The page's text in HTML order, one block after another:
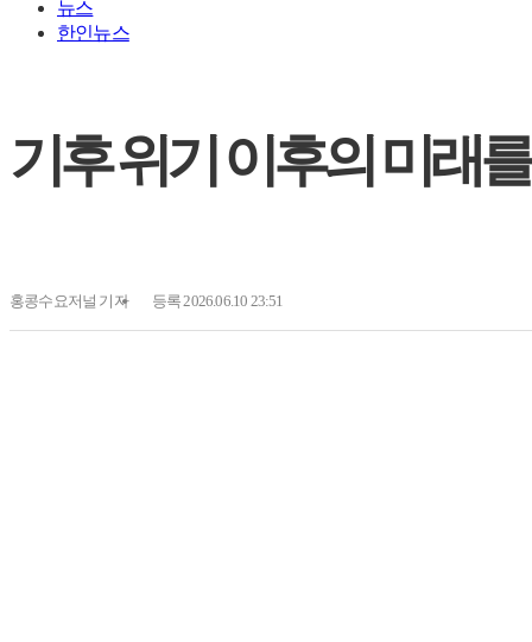
뉴스
한인뉴스
기후 위기 이후의 미래
홍콩수요저널 기자 등록 2026.06.10 23:51